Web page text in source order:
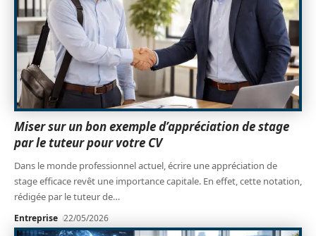
Miser sur un bon exemple d’appréciation de stage
par le tuteur pour votre CV
Dans le monde professionnel actuel, écrire une appréciation de
stage efficace revêt une importance capitale. En effet, cette notation,
rédigée par le tuteur de…
Entreprise 22/05/2026